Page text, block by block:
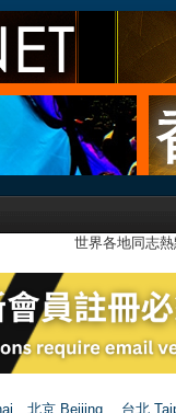
世界各地同志
北京 Beijing 台北